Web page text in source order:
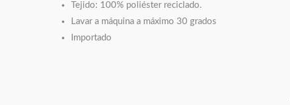
Tejido: 100% poliéster reciclado.
Lavar a máquina a máximo 30 grados
Importado